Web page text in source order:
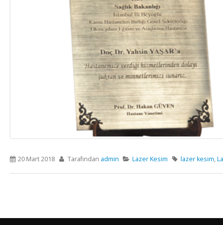
20 Mart 2018 Tarafından admin Lazer Kesim lazer kesim,